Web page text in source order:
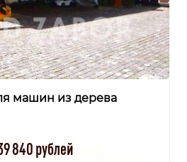
машин из дерева
840 рублей